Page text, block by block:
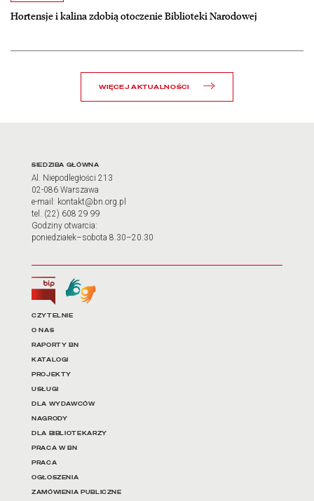
Hortensje i kalina zdobią otoczenie Biblioteki Narodowej
WIĘCEJ AKTUALNOŚCI
Adres oraz godziny
SIEDZIBA GŁÓWNA
Al. Niepodległości 213
02-086 Warszawa
e-mail: kontakt@bn.org.pl
tel. (22) 608 29 99
Godziny otwarcia:
poniedziałek–sobota 8.30–20.30
Biuletyn Informacji Publicznej
Tłumacz języka migowego
Linki do najważniejszych
CZYTELNIE
O NAS
RAPORTY BN
KATALOGI
PROJEKTY
USŁUGI
DLA WYDAWCÓW
NAGRODY
DLA BIBLIOTEKARZY
PRACA W BN
PRACA
OGŁOSZENIA
ZAMÓWIENIA PUBLICZNE